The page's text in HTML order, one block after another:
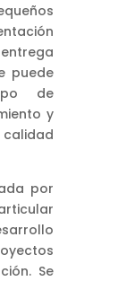
puede
de
y
por
Se